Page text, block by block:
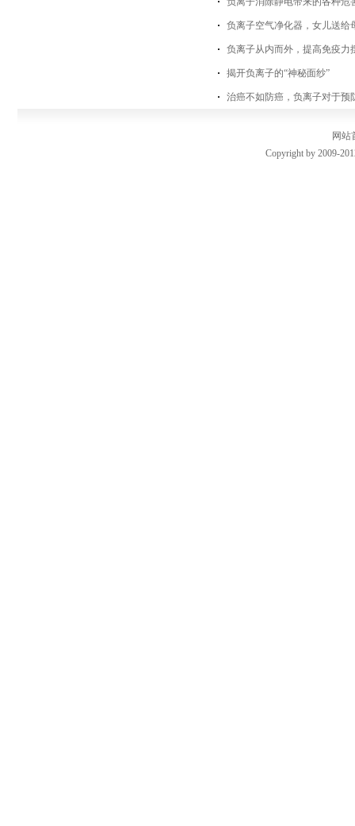
负离子空气净化器，女儿送给
负离子从内而外，提高免疫力
揭开负离子的“神秘面纱”
治癌不如防癌，负离子对于预
网站
Copyright by 2009-